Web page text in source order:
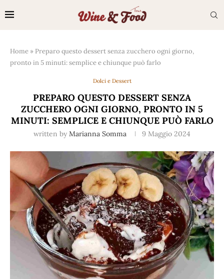
Home » Preparo questo dessert senza zucchero ogni giorno,
pronto in 5 minuti: semplice e chiunque può farlo
Dolci e Dessert
PREPARO QUESTO DESSERT SENZA
ZUCCHERO OGNI GIORNO, PRONTO IN 5
MINUTI: SEMPLICE E CHIUNQUE PUÒ FARLO
written by Marianna Somma 9 Maggio 2024